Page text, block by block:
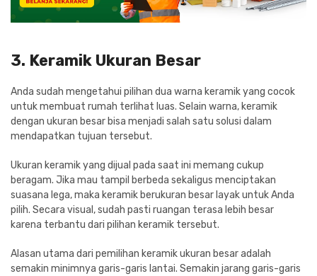
3. Keramik Ukuran Besar
Anda sudah mengetahui pilihan dua warna keramik yang cocok
untuk membuat rumah terlihat luas. Selain warna, keramik
dengan ukuran besar bisa menjadi salah satu solusi dalam
mendapatkan tujuan tersebut.
Ukuran keramik yang dijual pada saat ini memang cukup
beragam. Jika mau tampil berbeda sekaligus menciptakan
suasana lega, maka keramik berukuran besar layak untuk Anda
pilih. Secara visual, sudah pasti ruangan terasa lebih besar
karena terbantu dari pilihan keramik tersebut.
Alasan utama dari pemilihan keramik ukuran besar adalah
semakin minimnya garis-garis lantai. Semakin jarang garis-garis